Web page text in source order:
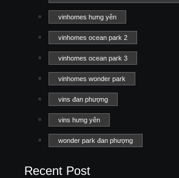
vinhomes hưng yên
vinhomes ocean park 2
vinhomes ocean park 3
vinhomes wonder park
vins đan phượng
vins hưng yên
wonder park đan phượng
Recent Post